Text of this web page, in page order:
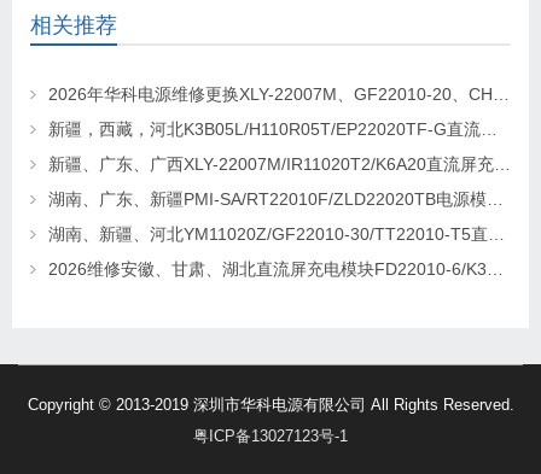
相关推荐
2026年华科电源维修更换XLY-22007M、GF22010-20、CHR-22020直流屏充电模块
新疆，西藏，河北K3B05L/H110R05T/EP22020TF-G直流屏充电模块维修更换
新疆、广东、广西XLY-22007M/IR11020T2/K6A20直流屏充电模块维修更换
湖南、广东、新疆PMI-SA/RT22010F/ZLD22020TB电源模块维修更换
湖南、新疆、河北YM11020Z/GF22010-30/TT22010-T5直流屏充电模块维修更换
2026维修安徽、甘肃、湖北直流屏充电模块FD22010-6/K3B20L/GF22010-10
Copyright © 2013-2019 深圳市华科电源有限公司 All Rights Reserved.
粤ICP备13027123号-1